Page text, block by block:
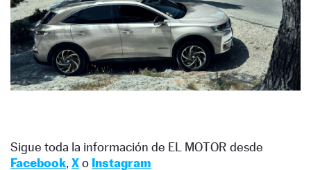
Sigue toda la información de EL MOTOR desde
Facebook, Xo Instagram